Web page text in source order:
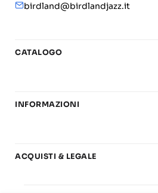
birdland@birdlandjazz.it
CATALOGO
Chitarra
Basi play-along
INFORMAZIONI
Carta del Docente
ACQUISTI & LEGALE